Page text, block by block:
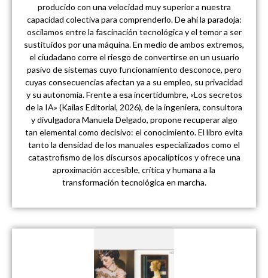
producido con una velocidad muy superior a nuestra
capacidad colectiva para comprenderlo. De ahí la paradoja:
oscilamos entre la fascinación tecnológica y el temor a ser
sustituidos por una máquina. En medio de ambos extremos,
el ciudadano corre el riesgo de convertirse en un usuario
pasivo de sistemas cuyo funcionamiento desconoce, pero
cuyas consecuencias afectan ya a su empleo, su privacidad
y su autonomía. Frente a esa incertidumbre, «Los secretos
de la IA» (Kailas Editorial, 2026), de la ingeniera, consultora
y divulgadora Manuela Delgado, propone recuperar algo
tan elemental como decisivo: el conocimiento. El libro evita
tanto la densidad de los manuales especializados como el
catastrofismo de los discursos apocalípticos y ofrece una
aproximación accesible, crítica y humana a la
transformación tecnológica en marcha.